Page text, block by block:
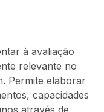
à avaliação
relevante no
Permite elaborar
capacidades
através de